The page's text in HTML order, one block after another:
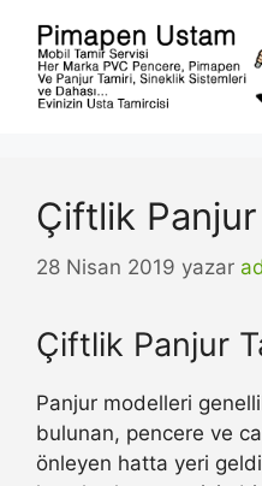
Çiftlik
28 Nisan 2019 yazar
Çiftlik Panjur
Panjur modelleri
bulunan, pencere ve
önleyen hatta yeri